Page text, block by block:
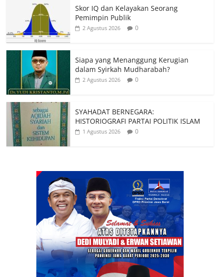
Skor IQ dan Kelayakan Seorang
Pemimpin Publik
2 Agustus 2026 0
Siapa yang Menanggung Kerugian
dalam Syirkah Mudharabah?
2 Agustus 2026 0
SYAHADAT BERNEGARA:
HISTORIOGRAFI PARTAI POLITIK ISLAM
1 Agustus 2026 0